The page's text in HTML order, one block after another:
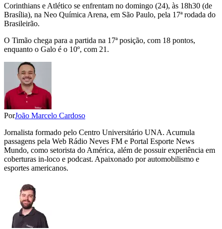
Corinthians e Atlético se enfrentam no domingo (24), às 18h30 (de
Brasília), na Neo Química Arena, em São Paulo, pela 17ª rodada do
Brasileirão.
O Timão chega para a partida na 17ª posição, com 18 pontos,
enquanto o Galo é o 10º, com 21.
PorJoão Marcelo Cardoso
Jornalista formado pelo Centro Universitário UNA. Acumula
passagens pela Web Rádio Neves FM e Portal Esporte News
Mundo, como setorista do América, além de possuir experiência em
coberturas in-loco e podcast. Apaixonado por automobilismo e
esportes americanos.